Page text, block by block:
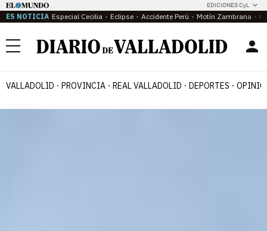
EDICIONES CyL
ES NOTICIA Especial Cecilia Eclipse Accidente Perú Motín Zambrana
Menú
VALLADOLID PROVINCIA REAL VALLADOLID DEPORTES